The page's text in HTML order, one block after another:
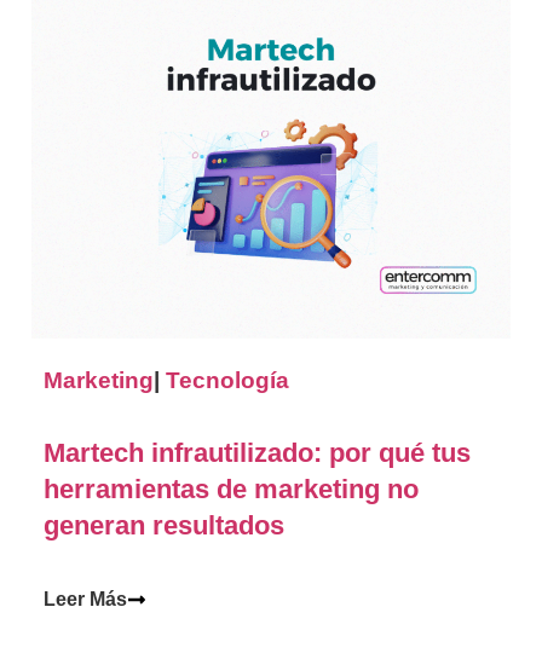
Marketing Tecnología
Martech infrautilizado: por qué tus
herramientas de marketing no
generan resultados
Leer Más